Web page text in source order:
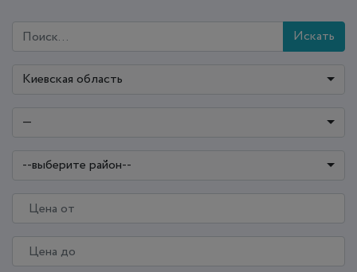
Искать
Киевская область
—
--выберите район--